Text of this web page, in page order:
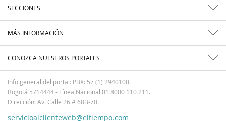
SECCIONES
MÁS INFORMACIÓN
CONOZCA NUESTROS PORTALES
Info general del portal: PBX: 57 (1) 2940100.
Bogotá 5714444 - Línea Nacional 01 8000 110 211.
Dirección: Av. Calle 26 # 68B-70.
servicioalclienteweb@eltiempo.com